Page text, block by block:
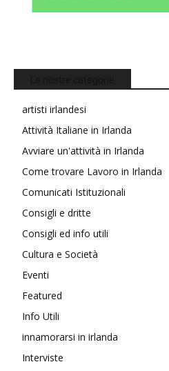
artisti irlandesi
Attività Italiane in Irlanda
Avviare un'attività in Irlanda
Come trovare Lavoro in Irlanda
Comunicati Istituzionali
Consigli e dritte
Consigli ed info utili
Cultura e Società
Eventi
Featured
Info Utili
innamorarsi in irlanda
Interviste